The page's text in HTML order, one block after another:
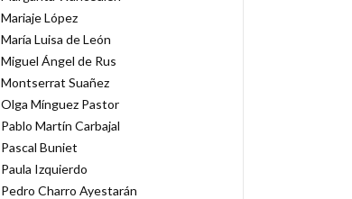
Mariaje López
María Luisa de León
Miguel Ángel de Rus
Montserrat Suañez
Olga Mínguez Pastor
Pablo Martín Carbajal
Pascal Buniet
Paula Izquierdo
Pedro Charro Ayestarán